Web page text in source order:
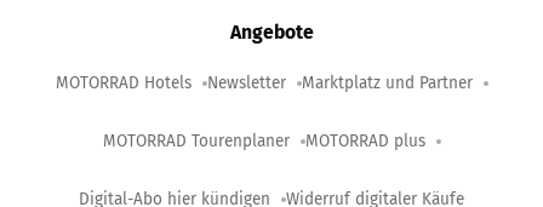
Angebote
MOTORRAD Hotels Newsletter Marktplatz und Partner
MOTORRAD Tourenplaner MOTORRAD plus
Digital-Abo hier kündigen Widerruf digitaler Käufe